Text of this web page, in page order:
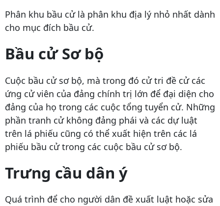
Phân khu bầu cử là phân khu địa lý nhỏ nhất dành
cho mục đích bầu cử.
Bầu cử Sơ bộ
Cuộc bầu cử sơ bộ, mà trong đó cử tri đề cử các
ứng cử viên của đảng chính trị lớn để đại diện cho
đảng của họ trong các cuộc tổng tuyển cử. Những
phần tranh cử không đảng phái và các dự luật
trên lá phiếu cũng có thể xuất hiện trên các lá
phiếu bầu cử trong các cuộc bầu cử sơ bộ.
Trưng cầu dân ý
Quá trình để cho người dân đề xuất luật hoặc sửa